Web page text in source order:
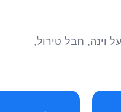
וינה, חבל טירול,